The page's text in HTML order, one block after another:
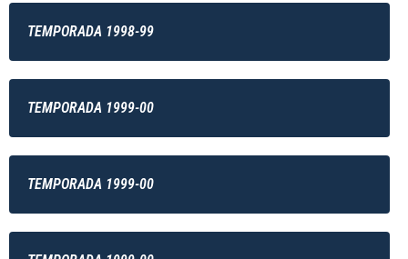
TEMPORADA 1998-99
TEMPORADA 1999-00
TEMPORADA 1999-00